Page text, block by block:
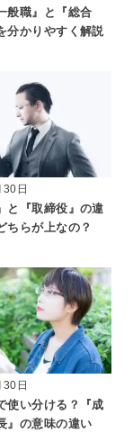
般職』と『総合
分かりやすく解説
日
と『取締役』の違
ちらが上なの？
日
使い分ける？『成
』の意味の違い